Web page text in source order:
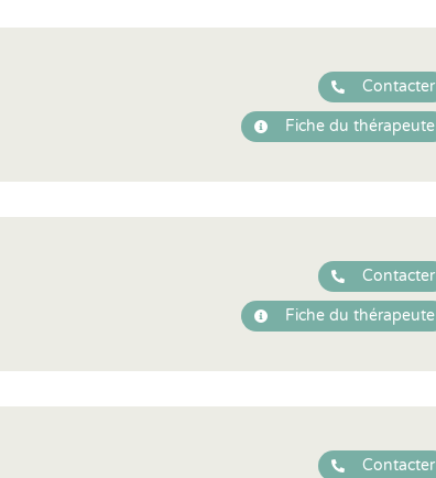
Contacter
Fiche du thérapeute
Contacter
Fiche du thérapeute
Contacter